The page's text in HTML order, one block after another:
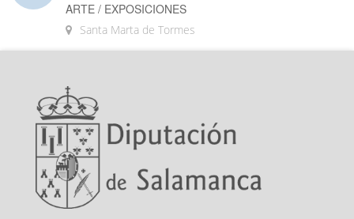
ARTE / EXPOSICIONES
Santa Marta de Tormes